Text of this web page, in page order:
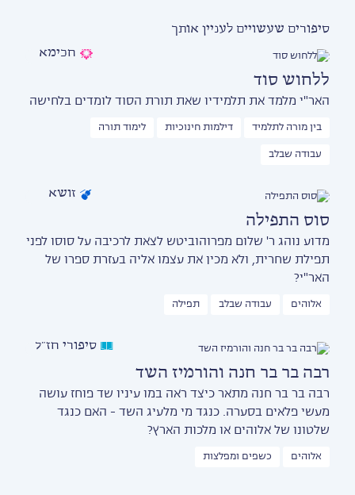
סיפורים שעשויים לעניין אותך
חכימא
ללחוש סוד
האר"י מלמד את תלמידיו שאת תורת הסוד לומדים בלחישה
בין מורה לתלמיד דילמות חינוכיות לימוד תורה
עבודה שבלב
זושא
סוס התפילה
מדוע נוהג ר' שלום מפרוהוביטש לצאת לרכיבה על סוסו לפני
תפילת שחרית, ולא מכין את עצמו אליה בעזרת ספרו של
האר"י?
אלוהים עבודה שבלב תפילה
סיפורי חז״ל
רבה בר בר חנה והורמיז השד
רבה בר בר חנה מתאר כיצד ראה במו עיניו שד פוחז עושה
מעשי פלאים בסערה. כנגד מי מלעיג השד - האם כנגד
שלטונו של אלוהים או מלכות הארץ?
אלוהים כשפים ומפלצות